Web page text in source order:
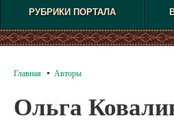
РУБРИКИ ПОРТАЛА
Главная Авторы
Ольга